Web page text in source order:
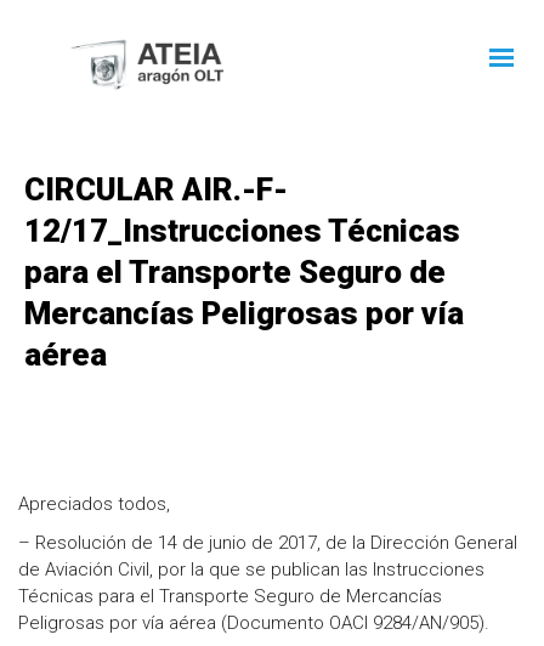
CIRCULAR AIR.-F-
12/17_Instrucciones Técnicas
para el Transporte Seguro de
Mercancías Peligrosas por vía
aérea
Apreciados todos,
– Resolución de 14 de junio de 2017, de la Dirección General
de Aviación Civil, por la que se publican las Instrucciones
Técnicas para el Transporte Seguro de Mercancías
Peligrosas por vía aérea (Documento OACI 9284/AN/905).